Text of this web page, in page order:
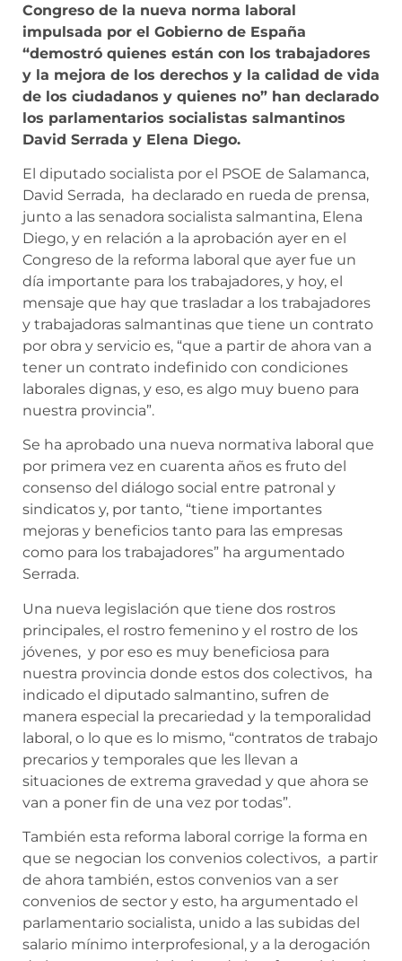
Congreso de la nueva norma laboral
impulsada por el Gobierno de España
“demostró quienes están con los trabajadores
y la mejora de los derechos y la calidad de vida
de los ciudadanos y quienes no” han declarado
los parlamentarios socialistas salmantinos
David Serrada y Elena Diego.
El diputado socialista por el PSOE de Salamanca,
David Serrada, ha declarado en rueda de prensa,
junto a las senadora socialista salmantina, Elena
Diego, y en relación a la aprobación ayer en el
Congreso de la reforma laboral que ayer fue un
día importante para los trabajadores, y hoy, el
mensaje que hay que trasladar a los trabajadores
y trabajadoras salmantinas que tiene un contrato
por obra y servicio es, “que a partir de ahora van a
tener un contrato indefinido con condiciones
laborales dignas, y eso, es algo muy bueno para
nuestra provincia”.
Se ha aprobado una nueva normativa laboral que
por primera vez en cuarenta años es fruto del
consenso del diálogo social entre patronal y
sindicatos y, por tanto, “tiene importantes
mejoras y beneficios tanto para las empresas
como para los trabajadores” ha argumentado
Serrada.
Una nueva legislación que tiene dos rostros
principales, el rostro femenino y el rostro de los
jóvenes, y por eso es muy beneficiosa para
nuestra provincia donde estos dos colectivos, ha
indicado el diputado salmantino, sufren de
manera especial la precariedad y la temporalidad
laboral, o lo que es lo mismo, “contratos de trabajo
precarios y temporales que les llevan a
situaciones de extrema gravedad y que ahora se
van a poner fin de una vez por todas”.
También esta reforma laboral corrige la forma en
que se negocian los convenios colectivos, a partir
de ahora también, estos convenios van a ser
convenios de sector y esto, ha argumentado el
parlamentario socialista, unido a las subidas del
salario mínimo interprofesional, y a la derogación